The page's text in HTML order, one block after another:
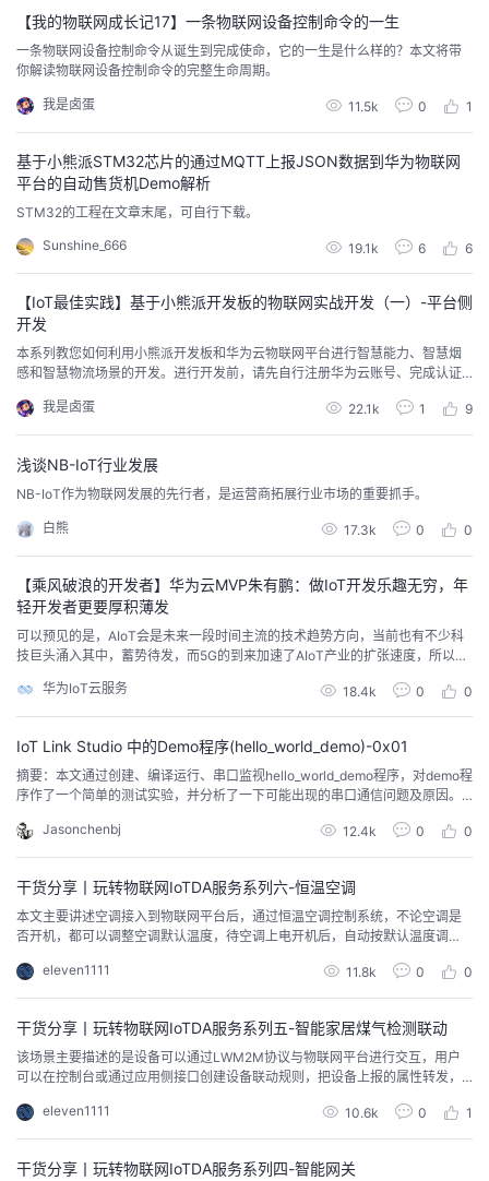
【我的物联网成长记17】一条物联网设备控制命令的一生
一条物联网设备控制命令从诞生到完成使命，它的一生是什么样的？本文将带
你解读物联网设备控制命令的完整生命周期。
我是卤蛋 11.5k 0 1
基于小熊派STM32芯片的通过MQTT上报JSON数据到华为物联网
平台的自动售货机Demo解析
STM32的工程在文章末尾，可自行下载。
Sunshine_666 19.1k 6 6
【IoT最佳实践】基于小熊派开发板的物联网实战开发（一）-平台侧
开发
本系列教您如何利用小熊派开发板和华为云物联网平台进行智慧能力、智慧烟
感和智慧物流场景的开发。进行开发前，请先自行注册华为云账号、完成认证
目”；输入项目名称“HCIP_IoT”，选择所属行业“公共事业（NB-IoT）”，点击
“确定”；保存返回的秘钥后进入项目；点击左侧“产品开发”；点击“新建产品”；
我是卤蛋 22.1k 1 9
浅谈NB-IoT行业发展
NB-IoT作为物联网发展的先行者，是运营商拓展行业市场的重要抓手。
白熊 17.3k 0 0
【乘风破浪的开发者】华为云MVP朱有鹏：做IoT开发乐趣无穷，年
轻开发者更要厚积薄发
可以预见的是，AIoT会是未来一段时间主流的技术趋势方向，当前也有不少科
技巨头涌入其中，蓄势待发，而5G的到来加速了AIoT产业的扩张速度，所以如
华为IoT云服务
18.4k 0 0
IoT Link Studio 中的Demo程序(hello_world_demo)-0x01
摘要：本文通过创建、编译运行、串口监视hello_world_demo程序，对demo程
序作了一个简单的测试实验，并分析了一下可能出现的串口通信问题及原因。
发的可以集成到VS Code中使用的IoT 开发环境。在里面包括了一些使用Lite O
S 的程序实例模板，例如hello_world_d...
Jasonchenbj 12.4k 0 0
干货分享丨玩转物联网IoTDA服务系列六-恒温空调
本文主要讲述空调接入到物联网平台后，通过恒温空调控制系统，不论空调是
否开机，都可以调整空调默认温度，待空调上电开机后，自动按默认温度调
eleven1111
11.8k 0 0
干货分享丨玩转物联网IoTDA服务系列五-智能家居煤气检测联动
该场景主要描述的是设备可以通过LWM2M协议与物联网平台进行交互，用户
可以在控制台或通过应用侧接口创建设备联动规则，把设备上报的属性转发，
eleven1111
10.6k 0 1
干货分享丨玩转物联网IoTDA服务系列四-智能网关